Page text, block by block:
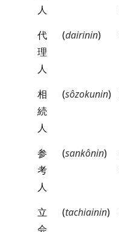
人
代
理
人
(dairinin)
相
続
人
(sôzokunin)
参
考
人
(sankônin)
立
会
(tachiainin)